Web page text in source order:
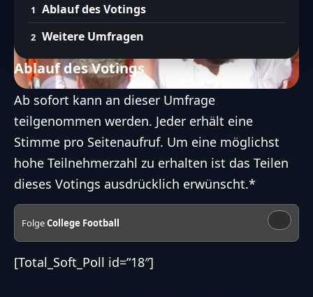
Ablauf des Votings
Weitere Umfragen
Ablauf des Votings
Ab sofort kann an dieser Umfrage
teilgenommen werden. Jeder erhält eine
Stimme pro Seitenaufruf. Um eine möglichst
hohe Teilnehmerzahl zu erhalten ist das Teilen
dieses Votings ausdrücklich erwünscht.*
FolgeCollege Football
[Total_Soft_Poll id=“18″]